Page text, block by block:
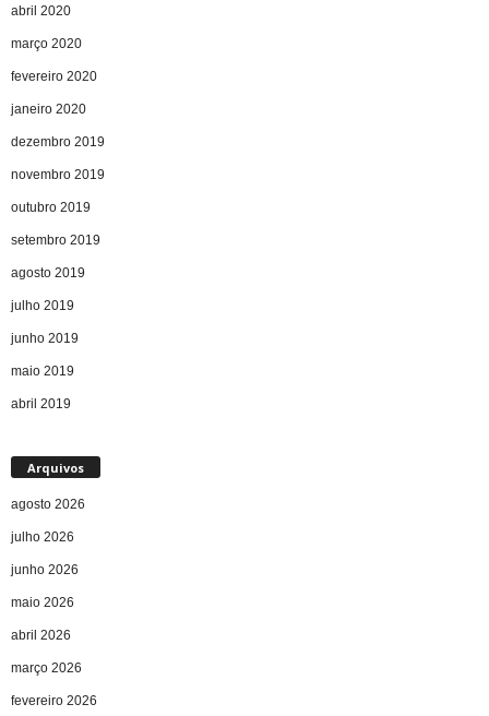
abril 2020
março 2020
fevereiro 2020
janeiro 2020
dezembro 2019
novembro 2019
outubro 2019
setembro 2019
agosto 2019
julho 2019
junho 2019
maio 2019
abril 2019
Arquivos
agosto 2026
julho 2026
junho 2026
maio 2026
abril 2026
março 2026
fevereiro 2026